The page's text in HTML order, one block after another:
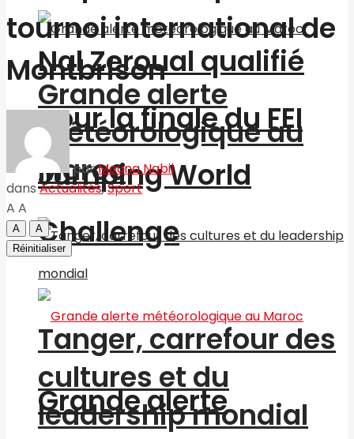
Grande alerte
météorologique au
Maroc
Tanger, carrefour des
cultures et du
leadership mondial
Nal Zeroual qualifié
pour la finale du FEI
Jumping World
Challenge
Grande alerte
tournoi international de
Montbrison
parMouna Nabil
dans Actualités,Sport
A A
A
A
Réinitialiser